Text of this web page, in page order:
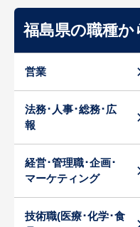
福島県の職種か
営業
法務･人事･総務･広
報
経営･管理職･企画･
マーケティング
技術職(医療･化学･食